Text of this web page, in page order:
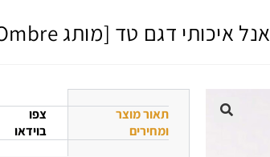
תאור מוצר
ומחירים
צפו
בוידאו